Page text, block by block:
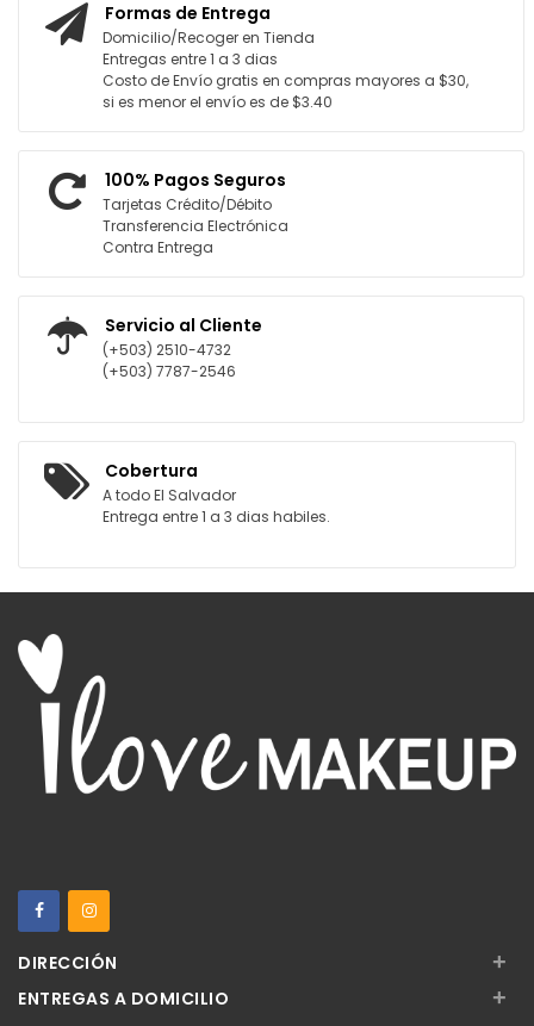
Formas de Entrega
Domicilio/Recoger en Tienda
Entregas entre 1 a 3 dias
Costo de Envío gratis en compras mayores a $30,
si es menor el envío es de $3.40
100% Pagos Seguros
Tarjetas Crédito/Débito
Transferencia Electrónica
Contra Entrega
Servicio al Cliente
(+503) 2510-4732
(+503) 7787-2546
Cobertura
A todo El Salvador
Entrega entre 1 a 3 dias habiles.
DIRECCIÓN +
ENTREGAS A DOMICILIO +